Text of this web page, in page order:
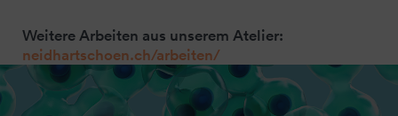
Weitere Arbeiten aus unserem Atelier:
neidhartschoen.ch/arbeiten/